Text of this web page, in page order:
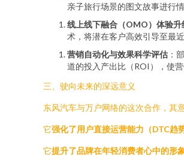
亲子旅行场景的图文故事进行
线上线下融合（OMO）体验升
术，将潜在客户高效引导至最
营销自动化与效果科学评估 ：
道的投入产出比（ROI），使
三、驶向未来的深远意义
东风汽车与万户网络的这次合作，其
它强化了用户直接运营能力（DTC趋势
它提升了品牌在年轻消费者心中的形